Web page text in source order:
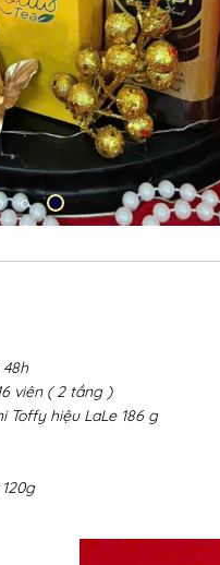
viên ( 2 tầng )
Toffy hiệu LaLe 186 g